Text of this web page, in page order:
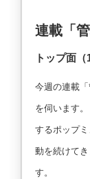
連載「
トップ面（
今週の連載
を伺います
するポップ
動を続けて
す。